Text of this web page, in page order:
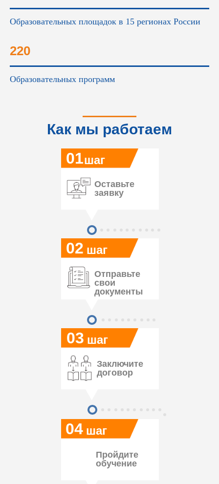
Образовательных площадок в 15 регионах России
220
Образовательных программ
Как мы работаем
04
03
02
01
Оставьте
заявку
шаг
шаг
шаг
шаг
Отправьте
свои
документы
Заключите
договор
Пройдите
обучение